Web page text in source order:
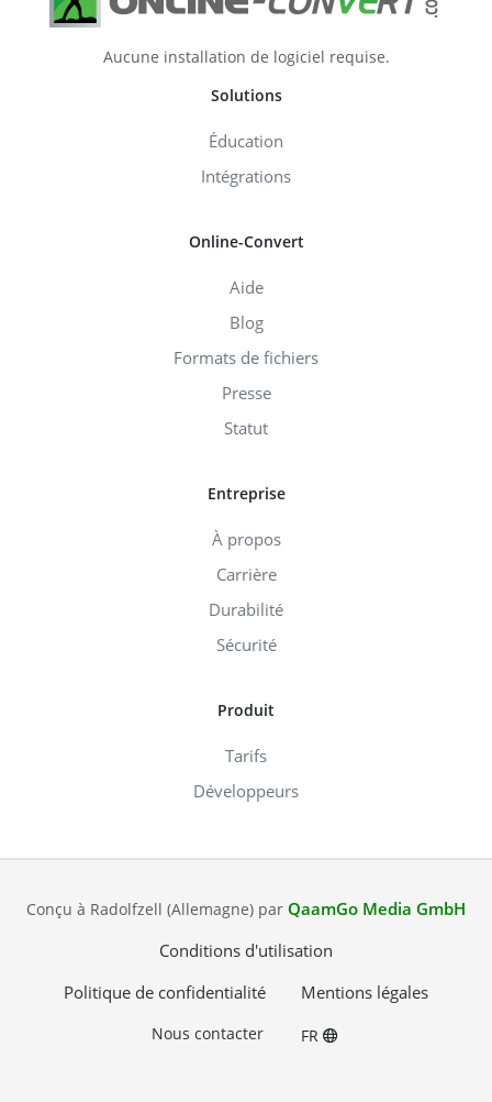
Aucune installation de logiciel requise.
Solutions
Éducation
Intégrations
Online-Convert
Aide
Blog
Formats de fichiers
Presse
Statut
Entreprise
À propos
Carrière
Durabilité
Sécurité
Produit
Tarifs
Développeurs
Conçu à Radolfzell (Allemagne) par QaamGo Media GmbH
Conditions d'utilisation
Politique de confidentialité
Mentions légales
Nous contacter FR